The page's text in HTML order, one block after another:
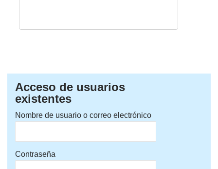
Acceso de usuarios
existentes
Nombre de usuario o correo electrónico
Contraseña